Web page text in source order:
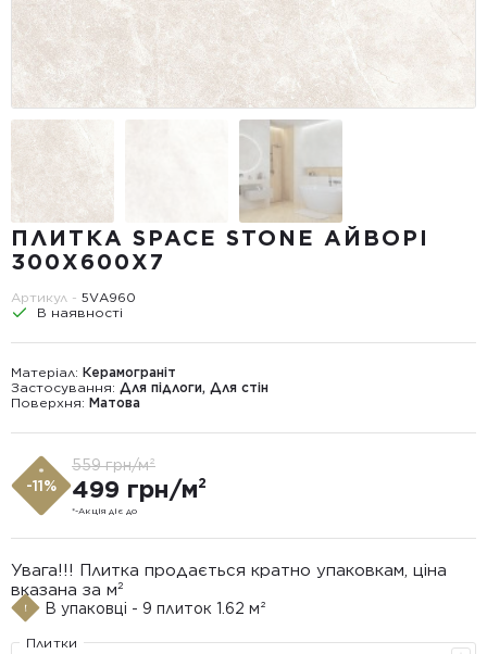
ПЛИТКА SPACE STONE АЙВОРІ
300X600X7
Артикул - 5VА960
В наявності
Матеріал: Керамограніт
Застосування: Для підлоги, Для стін
Поверхня: Матова
*
-11%
559 грн/м²
499 грн/м²
*-Акція діє до
Увага!!! Плитка продається кратно упаковкам, ціна
вказана за м²
В упаковці - 9 плиток 1.62 м²
Плитки